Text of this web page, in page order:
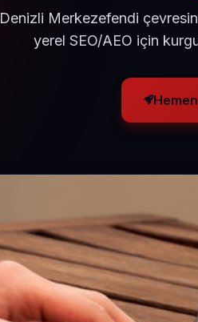
Denizli Merkezefendi
yerel SEO/AEO için